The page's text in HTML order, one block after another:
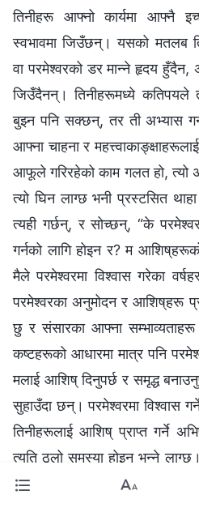
तिनीहरू आफ्नो कार्यमा आफ्नै
स्वभावमा जिउँछन्। यसको मतलब
वा परमेश्‍वरको डर मान्‍ने हृदय हुँदैन,
जिउँदैनन्। तिनीहरूमध्ये कतिपयले
बुझ्न पनि सक्छन्, तर ती अभ्यास
आफ्ना चाहना र
आफूले गरिरहेको काम गलत हो, त्यो
त्यो घिन लाग्छ भनी प्रस्टसित
त्यही गर्छन्, र सोच्छन्, “के
गर्नको लागि होइन र? म
मैले परमेश्‍वरमा विश्‍वास गरेका
परमेश्‍वरका अनुमोदन र आशिष्‌हरू
छु र संसारका आफ्ना
कष्टहरूको आधारमा मात्र पनि
मलाई आशिष् दिनुपर्छ र समृद्ध
सुहाउँदा छन्। परमेश्‍वरमा विश्‍वास
तिनीहरूलाई आशिष्‌ प्राप्त गर्ने
त्यति ठूलो समस्या होइन भन्‍ने
ध्यानपूर्वक विचार गरिस् भने, के